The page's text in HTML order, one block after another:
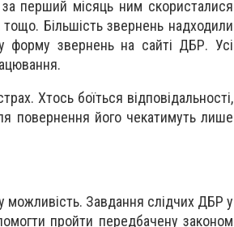
перший місяць ним скористалися
тощо. Більшість звернень надходили
форму звернень на сайті ДБР. Усі
Хтось боїться відповідальності,
повернення його чекатимуть лише
можливість. Завдання слідчих ДБР у
пройти передбачену законом